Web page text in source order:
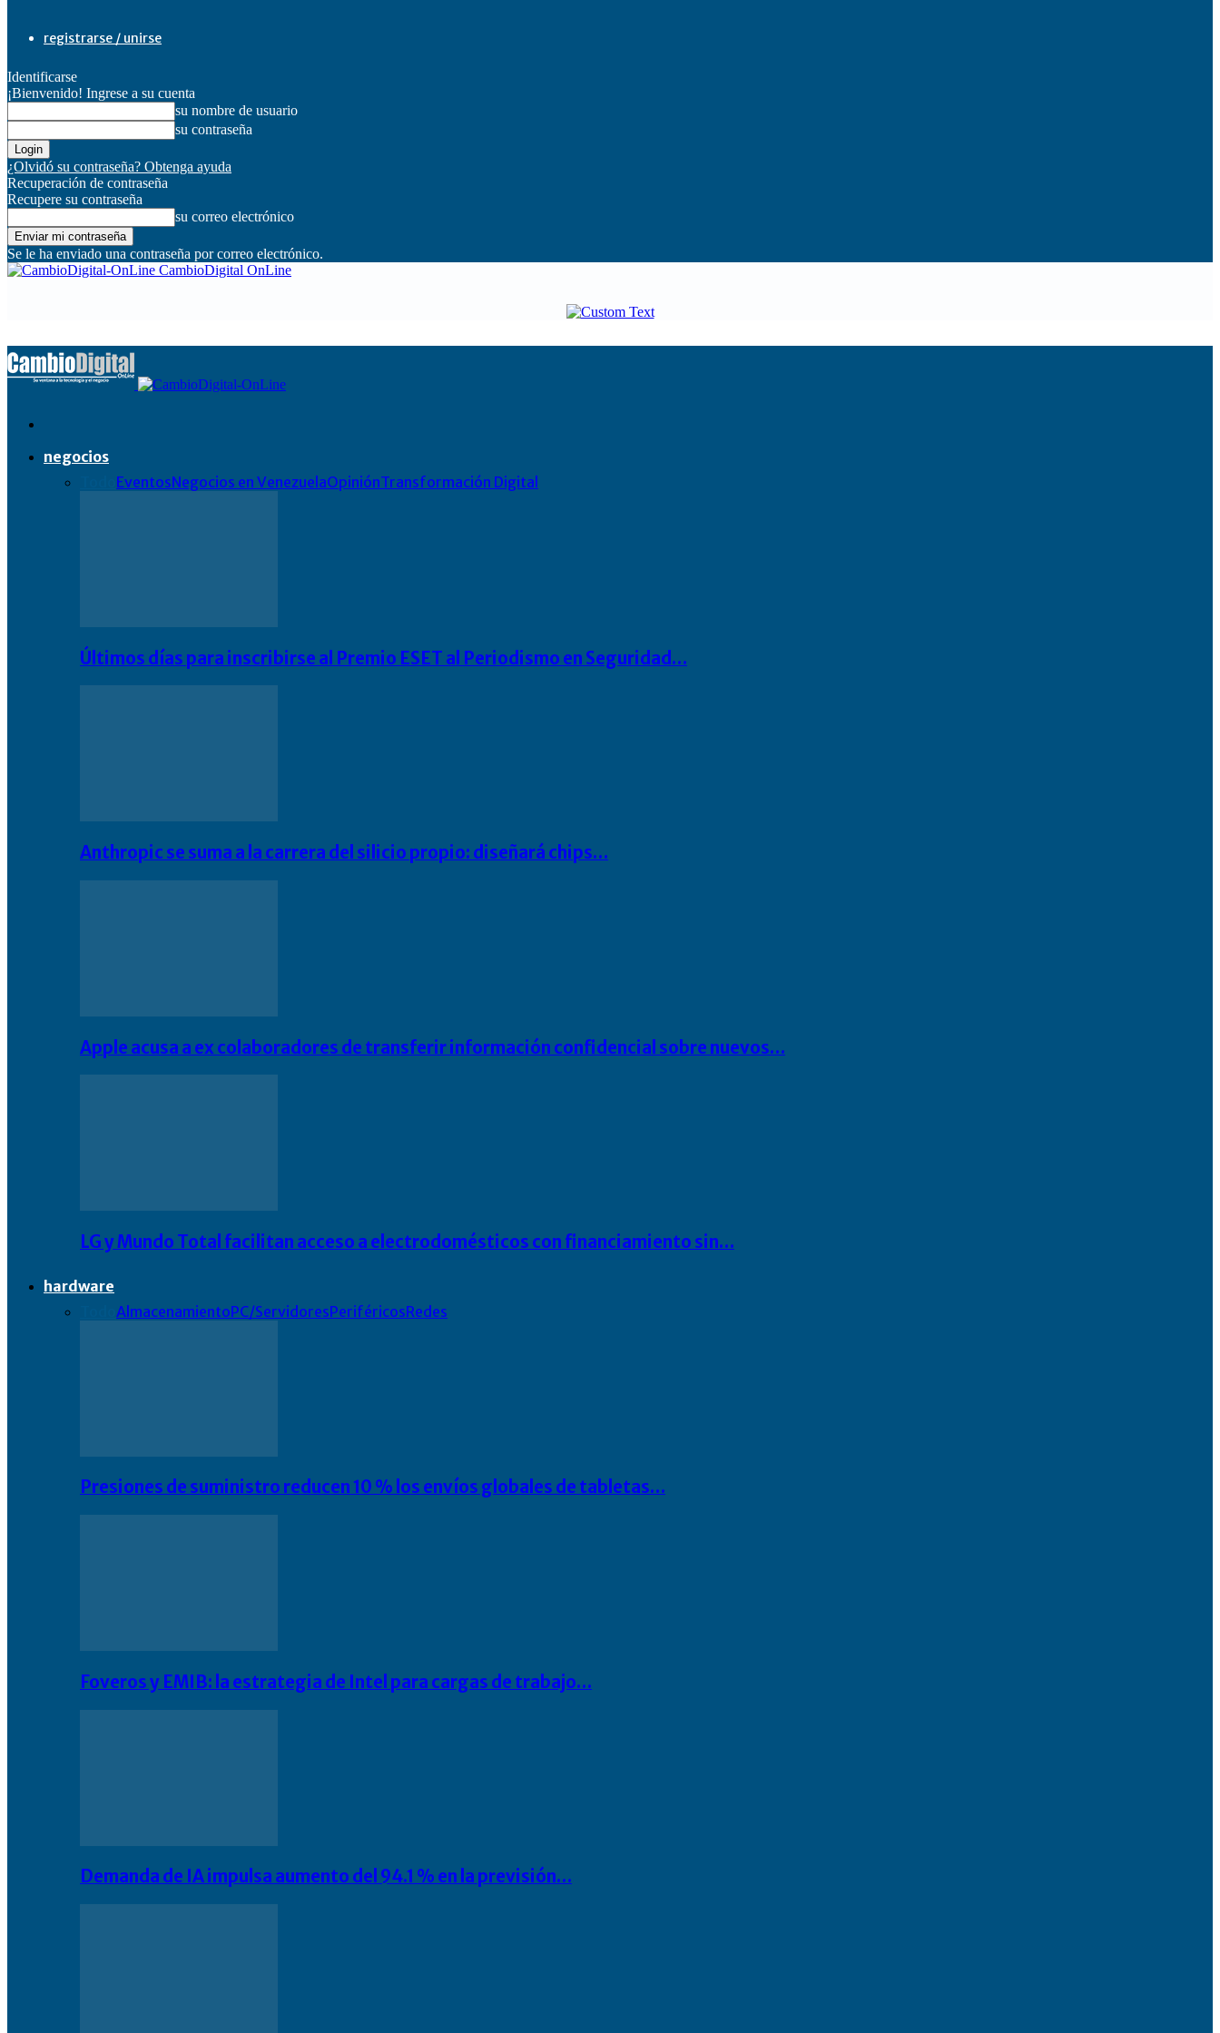
registrarse / unirse
Identificarse
¡Bienvenido! Ingrese a su cuenta
su nombre de usuario
su contraseña
¿Olvidó su contraseña? Obtenga ayuda
Recuperación de contraseña
Recupere su contraseña
su correo electrónico
Se le ha enviado una contraseña por correo electrónico.
CambioDigital OnLine
negocios
EventosNegocios en VenezuelaOpiniónTransformación Digital
Últimos días para inscribirse al Premio ESET al Periodismo en Seguridad…
Anthropic se suma a la carrera del silicio propio: diseñará chips…
Apple acusa a ex colaboradores de transferir información confidencial sobre nuevos…
LG y Mundo Total facilitan acceso a electrodomésticos con financiamiento sin…
hardware
AlmacenamientoPC/ServidoresPeriféricosRedes
Presiones de suministro reducen 10 % los envíos globales de tabletas…
Foveros y EMIB: la estrategia de Intel para cargas de trabajo…
Demanda de IA impulsa aumento del 94.1 % en la previsión…